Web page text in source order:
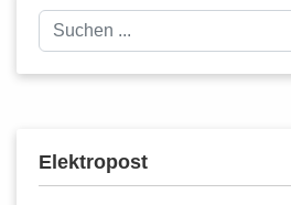
Suchen
...
Elektropost